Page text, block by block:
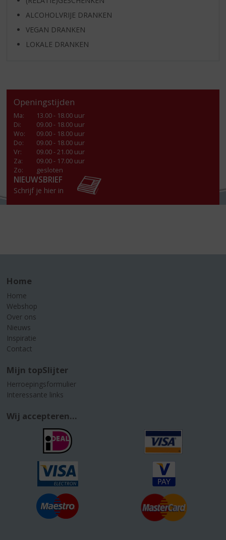
ALCOHOLVRIJE DRANKEN
VEGAN DRANKEN
LOKALE DRANKEN
Openingstijden
Ma:
13.00 - 18.00 uur
Di:
09.00 - 18.00 uur
Wo:
09.00 - 18.00 uur
Do:
09.00 - 18.00 uur
Vr:
09.00 - 21.00 uur
Za:
09.00 - 17.00 uur
Zo:
gesloten
NIEUWSBRIEF
Schrijf je hier in
Home
Home
Webshop
Over ons
Nieuws
Inspiratie
Contact
Mijn topSlijter
Herroepingsformulier
Interessante links
Wij accepteren...